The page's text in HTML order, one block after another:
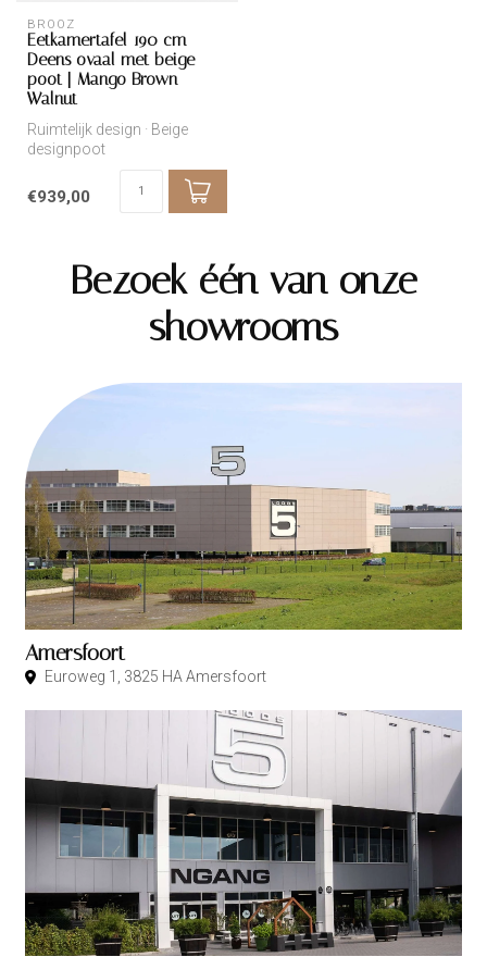
BROOZ
Eetkamertafel 190 cm –
Deens ovaal met beige
poot | Mango Brown
Walnut
Ruimtelijk design · Beige
designpoot
€939,00
Bezoek één van onze
showrooms
Amersfoort
Euroweg 1, 3825 HA Amersfoort